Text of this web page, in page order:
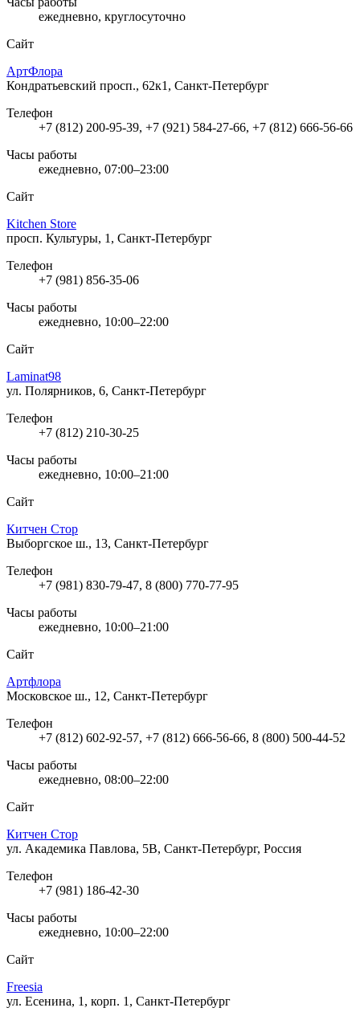
ежедневно, круглосуточно
Сайт
АртФлора
Кондратьевский просп., 62к1, Санкт-Петербург
Телефон
+7 (812) 200-95-39, +7 (921) 584-27-66, +7 (812) 666-56-66
Часы работы
ежедневно, 07:00–23:00
Сайт
Kitchen Store
просп. Культуры, 1, Санкт-Петербург
Телефон
+7 (981) 856-35-06
Часы работы
ежедневно, 10:00–22:00
Сайт
Laminat98
ул. Полярников, 6, Санкт-Петербург
Телефон
+7 (812) 210-30-25
Часы работы
ежедневно, 10:00–21:00
Сайт
Китчен Стор
Выборгское ш., 13, Санкт-Петербург
Телефон
+7 (981) 830-79-47, 8 (800) 770-77-95
Часы работы
ежедневно, 10:00–21:00
Сайт
Артфлора
Московское ш., 12, Санкт-Петербург
Телефон
+7 (812) 602-92-57, +7 (812) 666-56-66, 8 (800) 500-44-52
Часы работы
ежедневно, 08:00–22:00
Сайт
Китчен Стор
ул. Академика Павлова, 5В, Санкт-Петербург, Россия
Телефон
+7 (981) 186-42-30
Часы работы
ежедневно, 10:00–22:00
Сайт
Freesia
ул. Есенина, 1, корп. 1, Санкт-Петербург